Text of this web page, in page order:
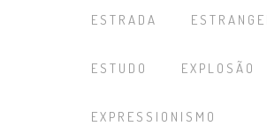
ESTRADA
ESTUDO EXPLOSÃO
EXPRESSIONISMO